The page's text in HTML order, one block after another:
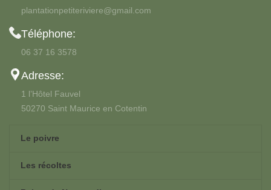
plantationpetiteriviere@gmail.com
Téléphone:
06 37 16 3578
Adresse:
1 l’Hôtel Fauvel
50270 Saint Maurice en Cotentin
Le poivre
Les récoltes